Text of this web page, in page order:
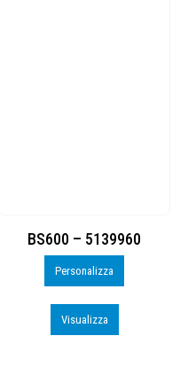
BS600 – 5139960
Personalizza
Visualizza